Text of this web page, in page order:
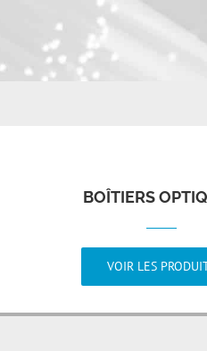
BOÎTIERS
VOIR LES